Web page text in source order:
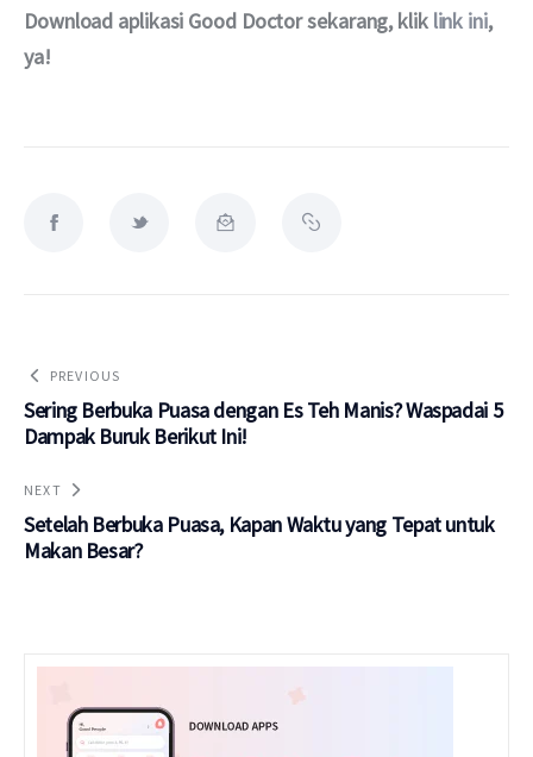
Download aplikasi Good Doctor sekarang, klik link ini,
ya!
PREVIOUS
Sering Berbuka Puasa dengan Es Teh Manis? Waspadai 5
Dampak Buruk Berikut Ini!
NEXT
Setelah Berbuka Puasa, Kapan Waktu yang Tepat untuk
Makan Besar?